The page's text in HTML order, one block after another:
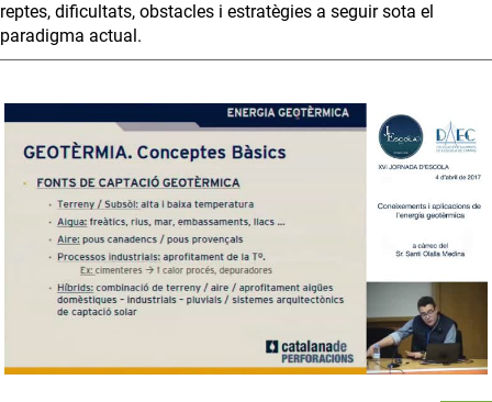
reptes, dificultats, obstacles i estratègies a seguir sota el
paradigma actual.